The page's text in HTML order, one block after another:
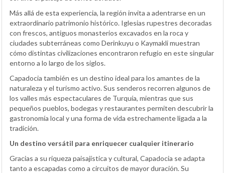
Más allá de esta experiencia, la región invita a adentrarse en un
extraordinario patrimonio histórico. Iglesias rupestres decoradas
con frescos, antiguos monasterios excavados en la roca y
ciudades subterráneas como Derinkuyu o Kaymakli muestran
cómo distintas civilizaciones encontraron refugio en este singular
entorno a lo largo de los siglos.
Capadocia también es un destino ideal para los amantes de la
naturaleza y el turismo activo. Sus senderos recorren algunos de
los valles más espectaculares de Turquía, mientras que sus
pequeños pueblos, bodegas y restaurantes permiten descubrir la
gastronomía local y una forma de vida estrechamente ligada a la
tradición.
Un destino versátil para enriquecer cualquier itinerario
Gracias a su riqueza paisajística y cultural, Capadocia se adapta
tanto a escapadas como a circuitos de mayor duración. Su